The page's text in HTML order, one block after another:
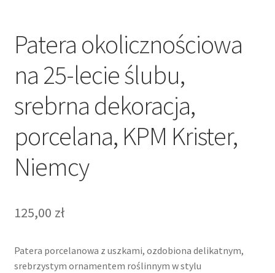
Patera okolicznościowa
na 25-lecie ślubu,
srebrna dekoracja,
porcelana, KPM Krister,
Niemcy
125,00 zł
Patera porcelanowa z uszkami, ozdobiona delikatnym,
srebrzystym ornamentem roślinnym w stylu